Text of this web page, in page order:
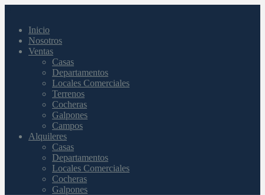
Inicio
Nosotros
Ventas
Casas
Departamentos
Locales Comerciales
Terrenos
Cocheras
Galpones
Campos
Alquileres
Casas
Departamentos
Locales Comerciales
Cocheras
Galpones